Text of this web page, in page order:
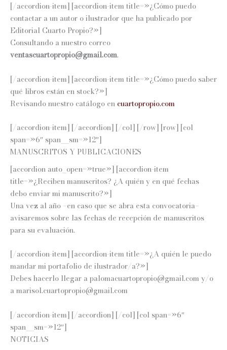
[/accordion-item] [accordion-item title=»¿Cómo puedo
contactar a un autor o ilustrador que ha publicado por
Editorial Cuarto Propio?»]
Consultando a nuestro correo
ventascuartopropio@gmail.com.
[/accordion-item] [accordion-item title=»¿Cómo puedo saber
qué libros están en stock?»]
Revisando nuestro catálogo en cuartopropio.com
[/accordion-item] [/accordion] [/col] [/row] [row] [col
span=»6″ span__sm=»12″]
MANUSCRITOS Y PUBLICACIONES
[accordion auto_open=»true»] [accordion-item
title=»¿Reciben manuscritos? ¿A quién y en qué fechas
debo enviar mi manuscrito?»]
Una vez al año –en caso que se abra esta convocatoria–
avisaremos sobre las fechas de recepción de manuscritos
para su evaluación.
[/accordion-item] [accordion-item title=»¿A quién le puedo
mandar mi portafolio de ilustrador/a?»]
Debes hacerlo llegar a palomacuartopropio@gmail.com y/o
a marisol.cuartopropio@gmail.com
[/accordion-item] [/accordion] [/col] [col span=»6″
span__sm=»12″]
NOTICIAS